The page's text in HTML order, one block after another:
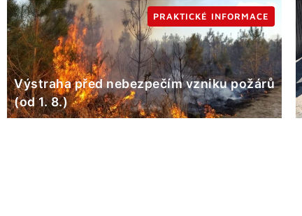
Výstraha před nebezpečím vzniku požárů
(od 1. 8.)
PRAKTICKÉ INFORMACE